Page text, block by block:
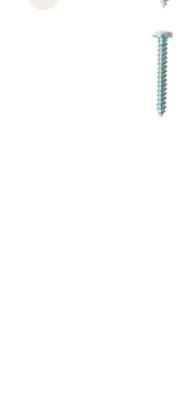
Previous slide